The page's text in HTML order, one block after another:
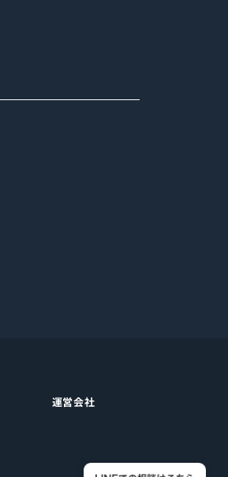
運営会社